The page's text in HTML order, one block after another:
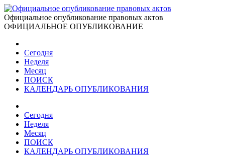
Официальное опубликование правовых актов
ОФИЦИАЛЬНОЕ ОПУБЛИКОВАНИЕ
Сегодня
Неделя
Месяц
ПОИСК
КАЛЕНДАРЬ ОПУБЛИКОВАНИЯ
Сегодня
Неделя
Месяц
ПОИСК
КАЛЕНДАРЬ ОПУБЛИКОВАНИЯ